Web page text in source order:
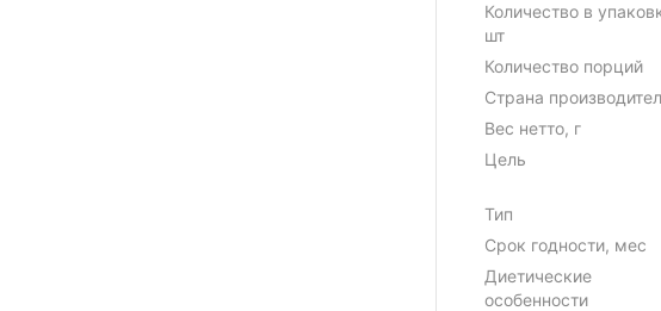
Количество в
шт
Количество порций
Страна
Вес нетто, г
Цель
Тип
Срок годности, мес
Диетические
особенности